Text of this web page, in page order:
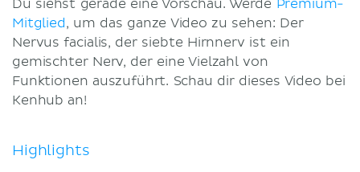
Du siehst gerade eine Vorschau. Werde Premium-
Mitglied, um das ganze Video zu sehen: Der
Nervus facialis, der siebte Hirnnerv ist ein
gemischter Nerv, der eine Vielzahl von
Funktionen auszuführt. Schau dir dieses Video bei
Kenhub an!
Highlights